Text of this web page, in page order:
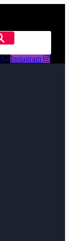
Instagram